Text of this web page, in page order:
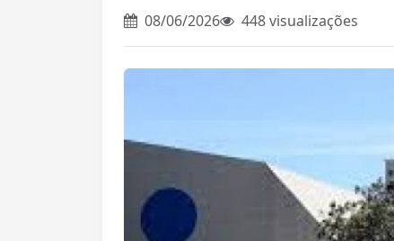
08/06/2026 448 visualizações